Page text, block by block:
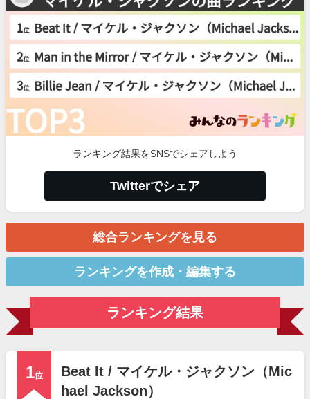
ランキング結果をSNSでシェアしよう
Twitterでシェア
総合ランキングを見る
ランキングを作成・編集する
ランキング結果
1位
Beat It / マイケル・ジャクソン（Mic
hael Jackson）